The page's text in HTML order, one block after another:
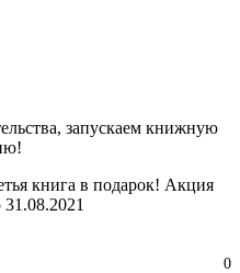
запускаем книжную
книга в подарок! Акция
31.08.2021
0